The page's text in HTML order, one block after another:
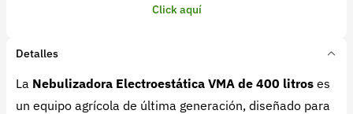
Click aquí
Detalles
La Nebulizadora Electroestática VMA de 400 litros es
un equipo agrícola de última generación, diseñado para